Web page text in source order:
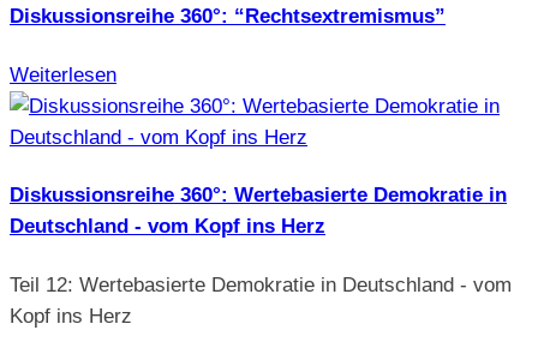
Diskussionsreihe 360°: “Rechtsextremismus”
Weiterlesen
Diskussionsreihe 360°: Wertebasierte Demokratie in
Deutschland - vom Kopf ins Herz
Teil 12: Wertebasierte Demokratie in Deutschland - vom
Kopf ins Herz